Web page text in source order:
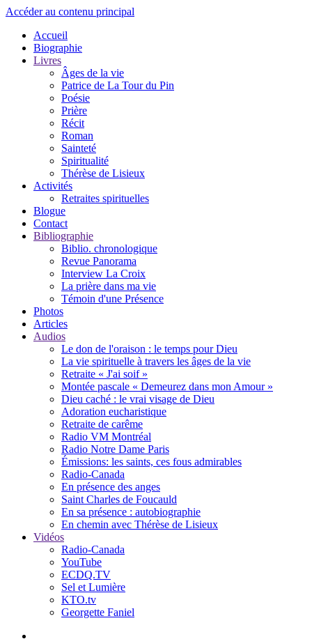
Accéder au contenu principal
Accueil
Biographie
Livres
Âges de la vie
Patrice de La Tour du Pin
Poésie
Prière
Récit
Roman
Sainteté
Spiritualité
Thérèse de Lisieux
Activités
Retraites spirituelles
Blogue
Contact
Bibliographie
Biblio. chronologique
Revue Panorama
Interview La Croix
La prière dans ma vie
Témoin d'une Présence
Photos
Articles
Audios
Le don de l'oraison : le temps pour Dieu
La vie spirituelle à travers les âges de la vie
Retraite « J'ai soif »
Montée pascale « Demeurez dans mon Amour »
Dieu caché : le vrai visage de Dieu
Adoration eucharistique
Retraite de carême
Radio VM Montréal
Radio Notre Dame Paris
Émissions: les saints, ces fous admirables
Radio-Canada
En présence des anges
Saint Charles de Foucauld
En sa présence : autobiographie
En chemin avec Thérèse de Lisieux
Vidéos
Radio-Canada
YouTube
ECDQ.TV
Sel et Lumière
KTO.tv
Georgette Faniel